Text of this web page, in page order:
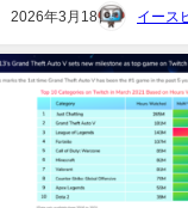
2026年3月18日 イース